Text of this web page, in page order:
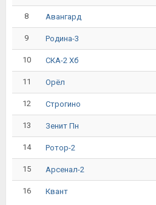
8 Авангард
9 Родина-3
10 СКА-2 Хб
11 Орёл
12 Строгино
13 Зенит Пн
14 Ротор-2
15 Арсенал-2
16 Квант